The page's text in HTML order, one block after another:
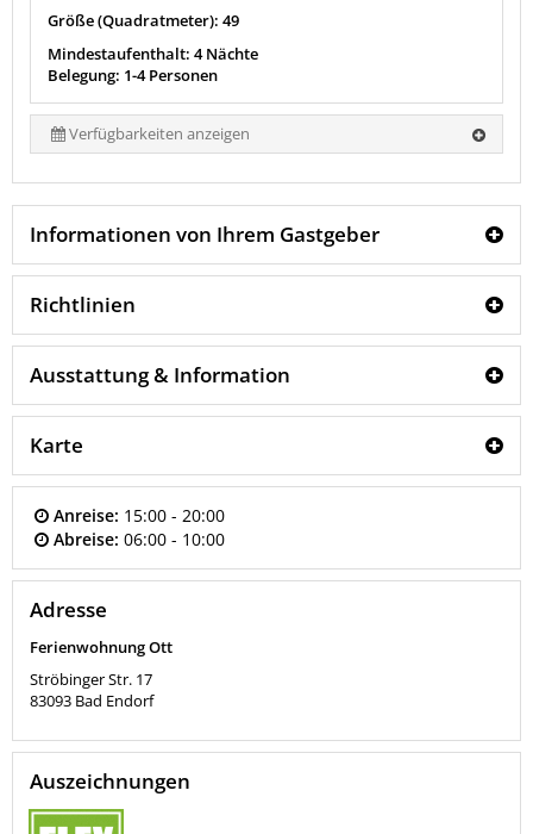
Größe (Quadratmeter): 49
Mindestaufenthalt: 4 Nächte
Belegung: 1-4 Personen
Verfügbarkeiten anzeigen
Informationen von Ihrem Gastgeber
Richtlinien
Ausstattung & Information
Karte
Anreise: 15:00 - 20:00
Abreise: 06:00 - 10:00
Adresse
Ferienwohnung Ott
Ströbinger Str. 17
83093 Bad Endorf
Auszeichnungen